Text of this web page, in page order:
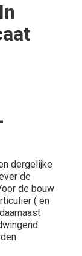
dergelijke
de
de bouw
( en